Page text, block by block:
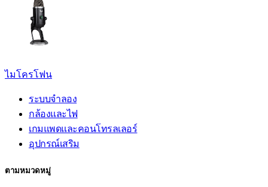
ไมโครโฟน
ระบบจำลอง
กล้องและไฟ
เกมแพดและคอนโทรลเลอร์
อุปกรณ์เสริม
ตามหมวดหมู่